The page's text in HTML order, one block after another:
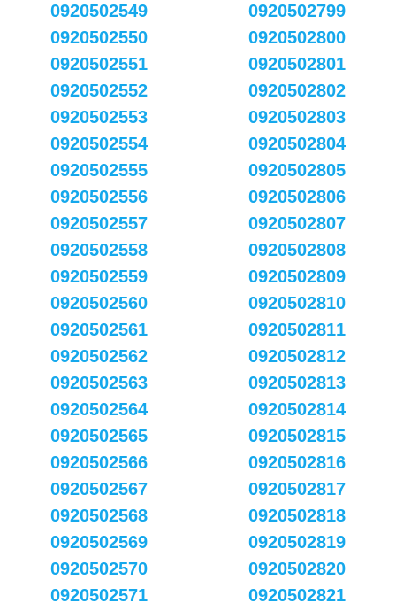
0920502549
0920502550
0920502551
0920502552
0920502553
0920502554
0920502555
0920502556
0920502557
0920502558
0920502559
0920502560
0920502561
0920502562
0920502563
0920502564
0920502565
0920502566
0920502567
0920502568
0920502569
0920502570
0920502571
0920502799
0920502800
0920502801
0920502802
0920502803
0920502804
0920502805
0920502806
0920502807
0920502808
0920502809
0920502810
0920502811
0920502812
0920502813
0920502814
0920502815
0920502816
0920502817
0920502818
0920502819
0920502820
0920502821